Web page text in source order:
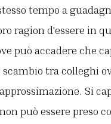
tempo a
ragion d'essere in
può accadere che
tra colleghi
Si
può essere preso